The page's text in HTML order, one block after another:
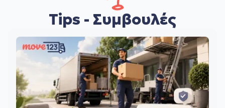
Tips - Συμβουλές